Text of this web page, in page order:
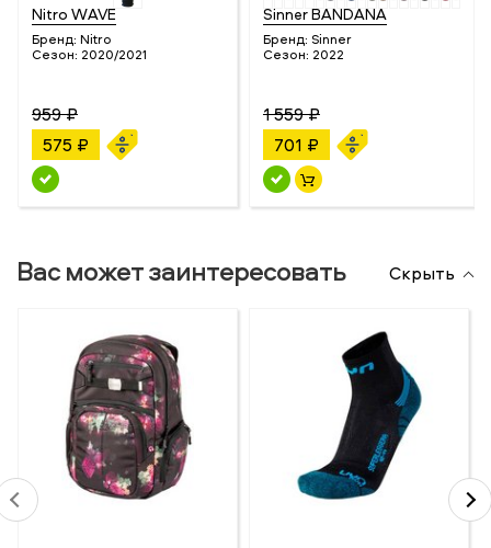
Nitro WAVE
Бренд: Nitro
Сезон: 2020/2021
959 ₽
575 ₽
Sinner BANDANA
Бренд: Sinner
Сезон: 2022
1 559 ₽
701 ₽
Вас может заинтересовать Скрыть